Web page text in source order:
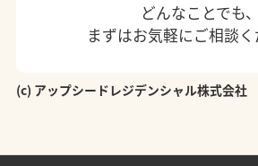
どんなことでも、
まずはお気軽にご相談く
(c) アップシードレジデンシャル株式会